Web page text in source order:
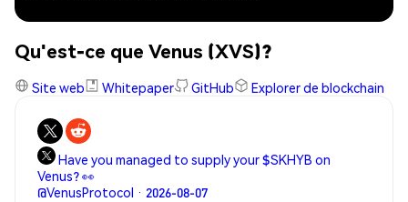
Qu'est-ce que Venus (XVS)?
Site web Whitepaper GitHub Explorer de blockchain
Have you managed to supply your $SKHYB on
Venus? 👀
@VenusProtocol · 2026-08-07